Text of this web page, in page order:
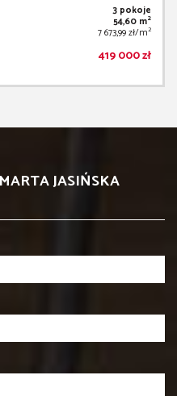
3 pokoje
54,60 m2
7 673,99 zł/m2
419 000 zł
JASIŃSKA